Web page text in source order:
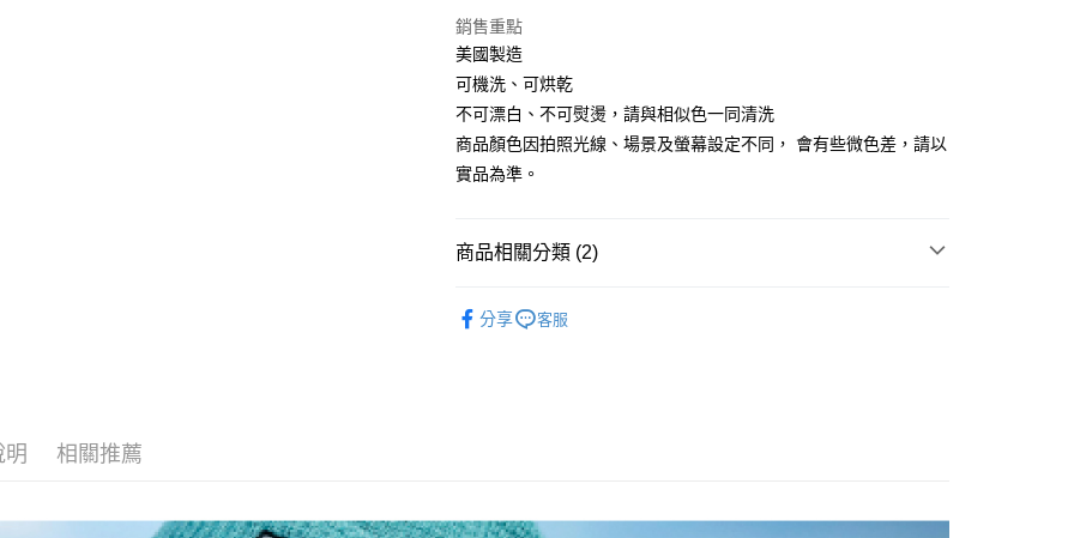
AFTEE先享後付
相關說明
【關於「AFTEE先享後付」】
AFTEE先享後付是「在收到商品之後才付款」的支付方式。 讓您購物簡單
便利好安心！
１．簡單：不需註冊會員、不需綁卡、不需儲值。
３．安心：先確認商品／服務後，再付款。
１．於結帳方式選擇「AFTEE先享後付」後，將跳轉至「AFTEE先享後
付」結帳頁面，進行簡訊認證並確認金額後，即可完成結帳。
３．收到繳費通知簡訊後14天內，點擊此簡訊中的連結，可透過四大超商
／ATM／網路銀行／等多元方式進行付款，方視為交易完成。
１．透過由恩沛科技股份有限公司提供之「AFTEE先享後付」服務完成之
ATM付款
貨到付款
全家取貨付款
7-11取貨付款
免運費
銷售重點
美國製造
可機洗、可烘乾
不可漂白、不可熨燙，請與相似色一同清洗
商品顏色因拍照光線、場景及螢幕設定不同， 會有些微色差，請以
實品為準。
商品相關分類 (2)
分享 客服
明 相關推薦